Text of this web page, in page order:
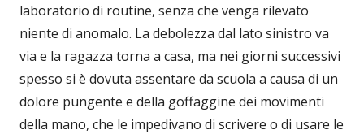
laboratorio di routine, senza che venga rilevato
niente di anomalo. La debolezza dal lato sinistro va
via e la ragazza torna a casa, ma nei giorni successivi
spesso si è dovuta assentare da scuola a causa di un
dolore pungente e della goffaggine dei movimenti
della mano, che le impedivano di scrivere o di usare le